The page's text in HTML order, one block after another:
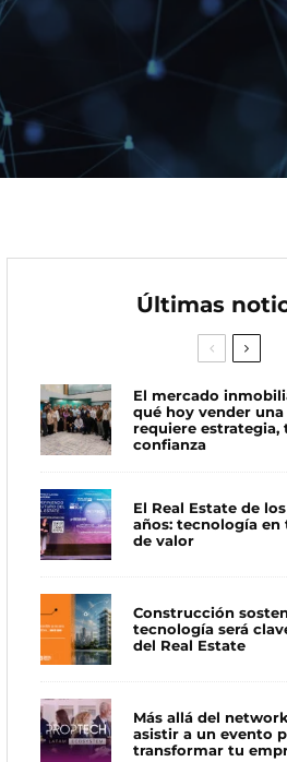
Últimas
El mercado
qué hoy vender
requiere estrategia,
confianza
El Real Estate de
años: tecnología en
de valor
Construcción
tecnología será
del Real Estate
Más allá del
asistir a un evento
transformar tu